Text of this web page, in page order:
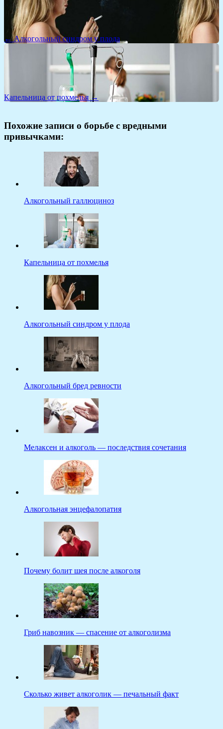
← Алкогольный синдром у плода
Капельница от похмелья →
Похожие записи о борьбе с вредными
привычками:
Алкогольный галлюциноз
Капельница от похмелья
Алкогольный синдром у плода
Алкогольный бред ревности
Мелаксен и алкоголь — последствия сочетания
Алкогольная энцефалопатия
Почему болит шея после алкоголя
Гриб навозник — спасение от алкоголизма
Сколько живет алкоголик — печальный факт